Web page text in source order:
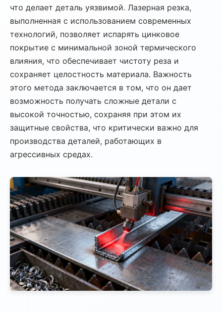
что делает деталь уязвимой. Лазерная резка,
выполненная с использованием современных
технологий, позволяет испарять цинковое
покрытие с минимальной зоной термического
влияния, что обеспечивает чистоту реза и
сохраняет целостность материала. Важность
этого метода заключается в том, что он дает
возможность получать сложные детали с
высокой точностью, сохраняя при этом их
защитные свойства, что критически важно для
производства деталей, работающих в
агрессивных средах.